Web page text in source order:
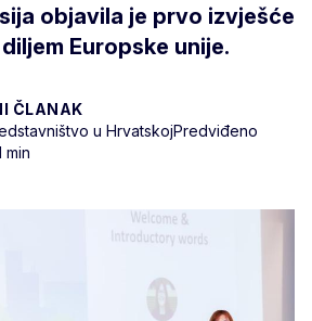
objavila je prvo izvješće
Europske unije.
ČLANAK
u HrvatskojPredviđeno
min